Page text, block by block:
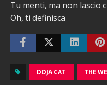
Tu menti, ma non lascio
Oh, ti definisca
DOJA CAT THE